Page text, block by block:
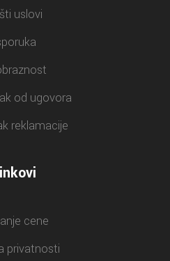
uslovi
od ugovora
reklamacije
cene
privatnosti